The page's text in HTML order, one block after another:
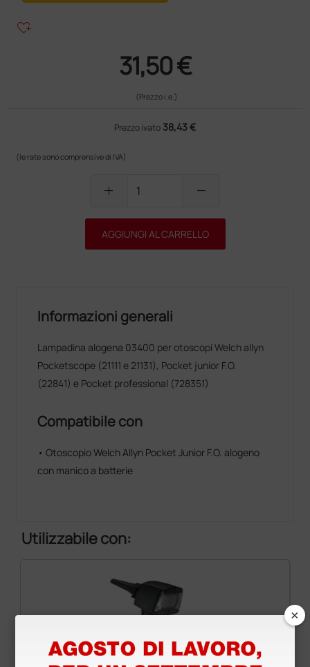
heart_plus
31,50 €
(Prezzo i.e.)
Prezzo ivato 38,43 €
(le rate sono comprensive di IVA)
add remove
AGGIUNGI AL CARRELLO
Informazioni generali
Lampadina alogena 03400 per otoscopi Welch allyn
Pocketscope (21111 e 21131), Pocket junior F.O.
(22841) e Pocket professional (728351)
Compatibile con
• Otoscopio Welch Allyn Pocket Junior F.O. alogeno
con manico a batterie
Utilizzabile con:
×